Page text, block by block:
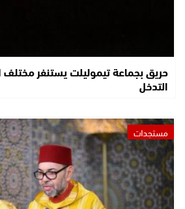
حريق بجماعة تيموليلت يستنفر
التدخل
مستجدات